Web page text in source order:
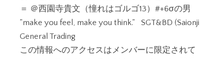
＝ ＠西園寺貴文（憧れはゴルゴ13）#+6σの男
"make you feel, make you think." SGT&BD (Saionji
General Trading
この情報へのアクセスはメンバーに限定されて